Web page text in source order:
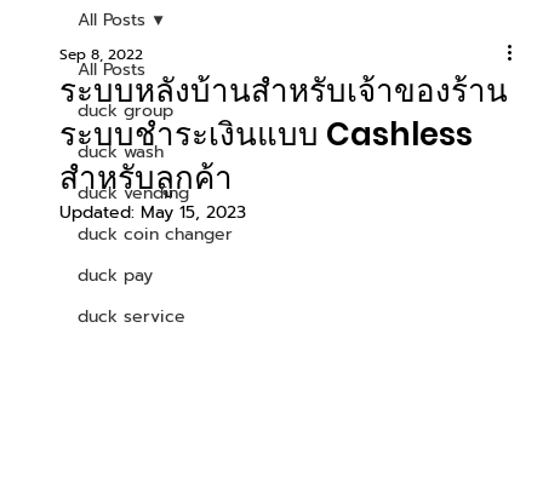
All Posts
duck group
duck wash
duck vending
duck coin changer
duck pay
duck service
All Posts
ระบบหลังบ้านสำหรับเจ้าของร้าน
ระบบชำระเงินแบบ Cashless
สำหรับลูกค้า
Sep 8, 2022
Updated: May 15, 2023